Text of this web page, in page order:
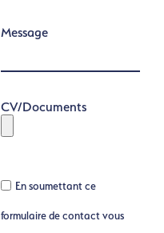
Message
CV/Documents
En soumettant ce
formulaire de contact vous